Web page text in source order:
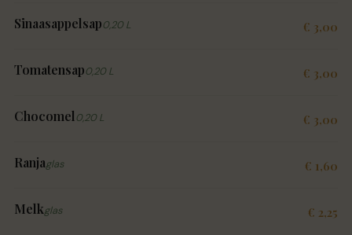
Sinaasappelsap0,20 L € 3,00
Tomatensap0,20 L € 3,00
Chocomel 0,20 L € 3,00
Ranjaglas € 1,60
Melkglas € 2,25